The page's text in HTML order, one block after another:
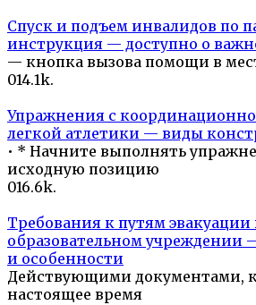
Спуск и подъем инвалидов по
инструкция — доступно о
— кнопка вызова помощи в
014.1k.
Упражнения с
легкой атлетики — виды
• * Начните выполнять
исходную позицию
016.6k.
Требования к путям эвакуации
образовательном учреждении
и особенности
Действующими документами,
настоящее время